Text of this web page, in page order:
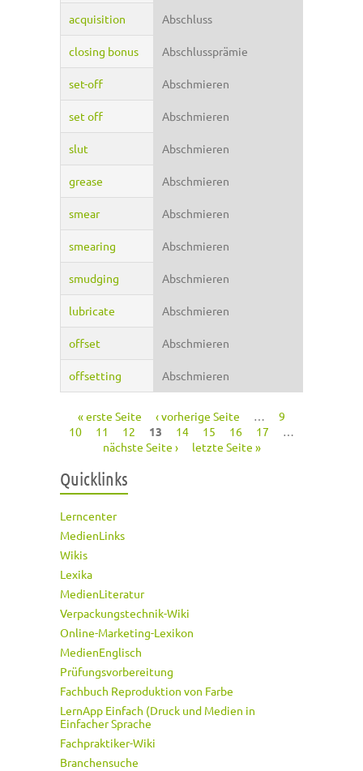
acquisition Abschluss
closing bonus Abschlussprämie
set-off Abschmieren
set off Abschmieren
slut Abschmieren
grease Abschmieren
smear Abschmieren
smearing Abschmieren
smudging Abschmieren
lubricate Abschmieren
offset Abschmieren
offsetting Abschmieren
Seiten
« erste Seite ‹ vorherige Seite …
9
10
11 12 13 14 15 16 17
…
nächste Seite ›
letzte Seite »
Quicklinks
Lerncenter
MedienLinks
Wikis
Lexika
MedienLiteratur
Verpackungstechnik-Wiki
Online-Marketing-Lexikon
MedienEnglisch
Prüfungsvorbereitung
Fachbuch Reproduktion von Farbe
LernApp Einfach (Druck und Medien in
Einfacher Sprache
Fachpraktiker-Wiki
Branchensuche